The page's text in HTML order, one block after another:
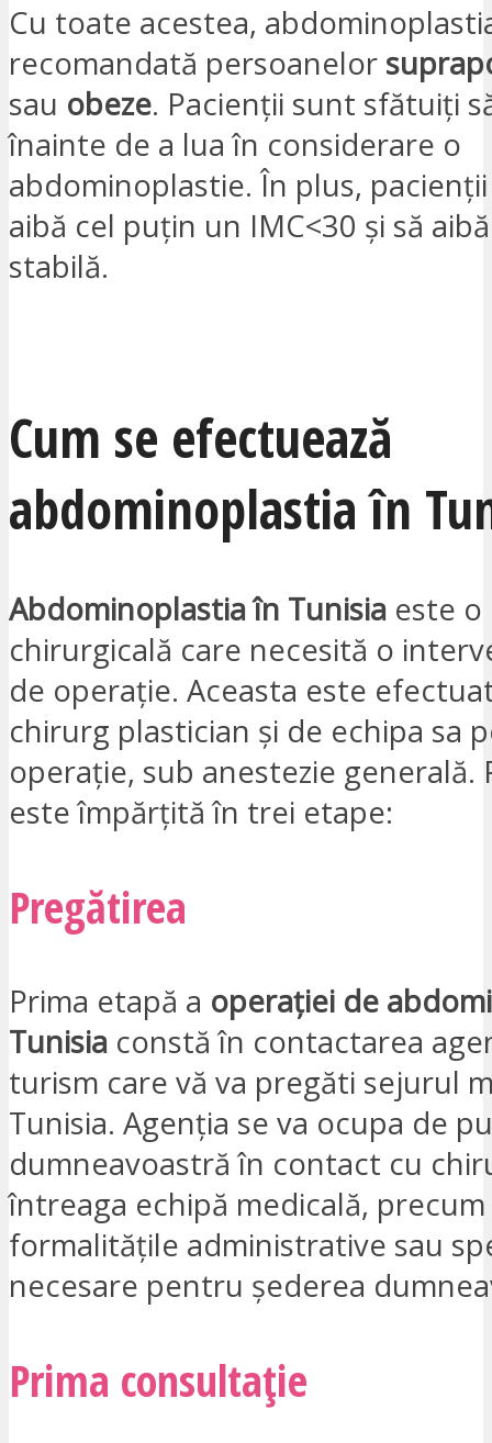
Cu toate acestea,
recomandată persoanelor
sau obeze. Pacienții sunt sfătuiți
înainte de a lua în considerare o
abdominoplastie. În plus,
aibă cel puțin un IMC<30 și să
stabilă.
Cum se efectuează
abdominoplastia în
Abdominoplastia în Tunisia este
chirurgicală care necesită o
de operație. Aceasta este
chirurg plastician și de echipa sa
operație, sub anestezie generală.
este împărțită în trei etape:
Pregătirea
Prima etapă a operației de
Tunisia constă în contactarea
turism care vă va pregăti sejurul
Tunisia. Agenția se va ocupa de
dumneavoastră în contact cu
întreaga echipă medicală,
formalitățile administrative sau
necesare pentru șederea
Prima consultație